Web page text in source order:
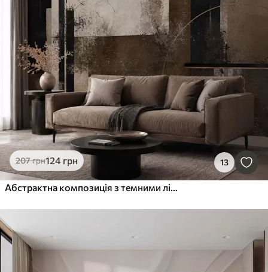
207грн124 грн 13
Абстрактна композиція з темними лініями та фактурами